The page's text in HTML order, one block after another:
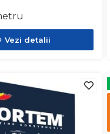
Vezi detalii